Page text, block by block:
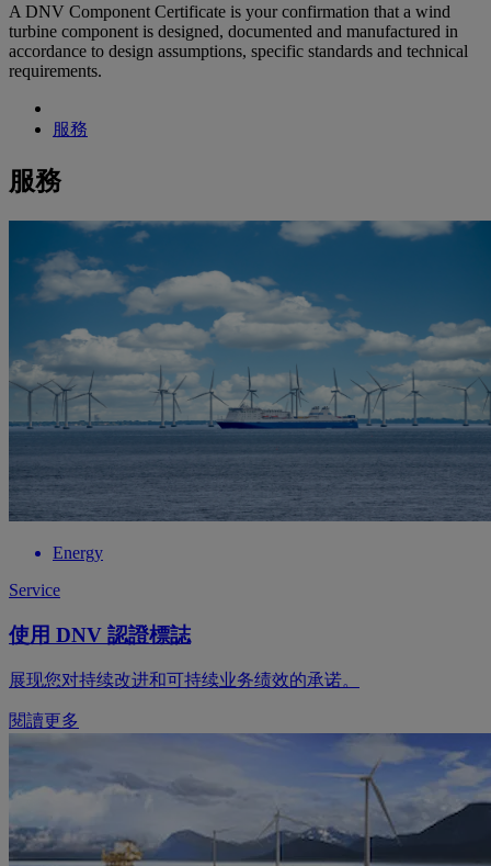
A DNV Component Certificate is your confirmation that a wind
turbine component is designed, documented and manufactured in
accordance to design assumptions, specific standards and technical
requirements.
服務
服務
Energy
Service
使用 DNV 認證標誌
展现您对持续改进和可持续业务绩效的承诺。
閱讀更多